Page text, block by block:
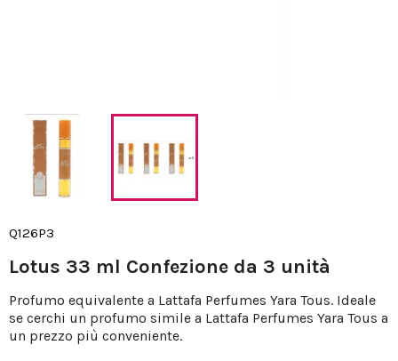
Q126P3
Lotus 33 ml Confezione da 3 unità
Profumo equivalente a Lattafa Perfumes Yara Tous. Ideale
se cerchi un profumo simile a Lattafa Perfumes Yara Tous a
un prezzo più conveniente.